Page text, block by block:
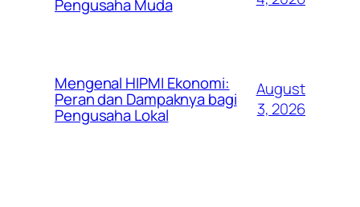
Pengusaha Muda
Mengenal HIPMI Ekonomi:
Peran dan Dampaknya bagi
Pengusaha Lokal
August
3, 2026